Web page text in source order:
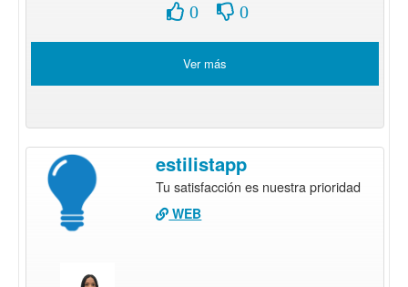
0 0
Ver más
estilistapp
Tu satisfacción es nuestra prioridad
WEB